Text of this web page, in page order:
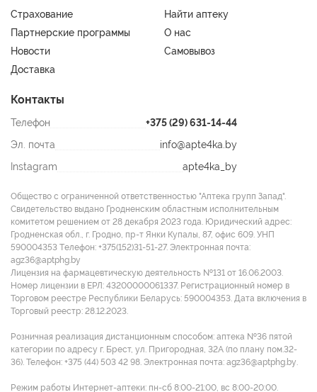
Страхование
Найти аптеку
Партнерские программы
О нас
Новости
Самовывоз
Доставка
Контакты
Телефон
+375 (29) 631-14-44
Эл. почта
info@apte4ka.by
Instagram
apte4ka_by
Общество с ограниченной ответственностью "Аптека групп Запад".
Свидетельство выдано Гродненским областным исполнительным
комитетом решением от 28 декабря 2023 года. Юридический адрес:
Гродненская обл., г. Гродно, пр-т Янки Купалы, 87, офис 609. УНП
590004353 Tелефон: +375(152)31-51-27. Электронная почта:
agz36@aptphg.by
Лицензия на фармацевтическую деятельность №131 от 16.06.2003.
Номер лицензии в ЕРЛ: 43200000061337. Регистрационный номер в
Торговом реестре Республики Беларусь: 590004353. Дата включения в
Торговый реестр: 28.12.2023.
Розничная реализация дистанционным способом: аптека №36 пятой
категории по адресу г. Брест, ул. Пригородная, 32А (по плану пом.32-
36). Телефон: +375 (44) 503 42 98. Электронная почта: agz36@aptphg.by.
Режим работы Интернет-аптеки: пн-сб 8:00-21:00, вс 8:00-20:00.